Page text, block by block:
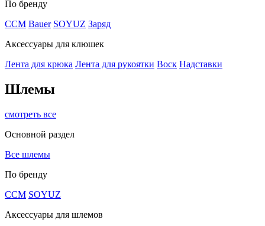
По бренду
CCM Bauer SOYUZ Заряд
Аксессуары для клюшек
Лента для крюка Лента для рукоятки Воск Надставки
Шлемы
смотреть все
Основной раздел
Все шлемы
По бренду
CCM SOYUZ
Аксессуары для шлемов